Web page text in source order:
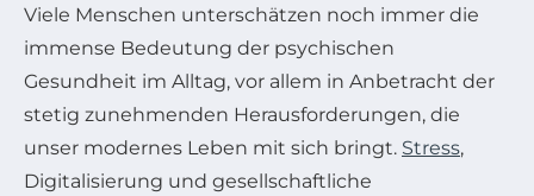
Viele Menschen unterschätzen noch immer die
immense Bedeutung der psychischen
Gesundheit im Alltag, vor allem in Anbetracht der
stetig zunehmenden Herausforderungen, die
unser modernes Leben mit sich bringt. Stress,
Digitalisierung und gesellschaftliche